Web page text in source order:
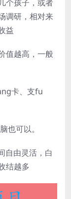
个孩子，或者
调研，相对来
益
值越高，一般
卡、支fu
也可以。
自由灵活，白
结越多